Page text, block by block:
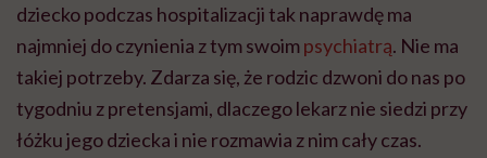
dziecko podczas hospitalizacji tak naprawdę ma
najmniej do czynienia z tym swoimpsychiatrą. Nie ma
takiej potrzeby. Zdarza się, że rodzic dzwoni do nas po
tygodniu z pretensjami, dlaczego lekarz nie siedzi przy
łóżku jego dziecka i nie rozmawia z nim cały czas.